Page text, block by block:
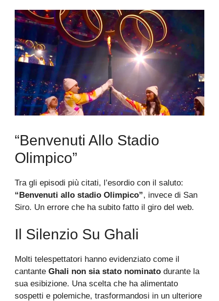
“Benvenuti Allo Stadio
Olimpico”
Tra gli episodi più citati, l’esordio con il saluto:
“Benvenuti allo stadio Olimpico”, invece di San
Siro. Un errore che ha subito fatto il giro del web.
Il Silenzio Su Ghali
Molti telespettatori hanno evidenziato come il
cantante Ghali non sia stato nominato durante la
sua esibizione. Una scelta che ha alimentato
sospetti e polemiche, trasformandosi in un ulteriore